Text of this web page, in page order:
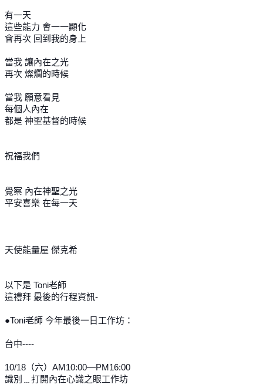
有一天
這些能力 會一一顯化
會再次 回到我的身上
當我 讓內在之光
再次 燦爛的時候
當我 願意看見
每個人內在
都是 神聖基督的時候
祝福我們
覺察 內在神聖之光
平安喜樂 在每一天
天使能量屋 傑克希
以下是 Toni老師
這禮拜 最後的行程資訊-
●Toni老師 今年最後一日工作坊：
台中----
10/18（六）AM10:00—PM16:00
識別﹍打開內在心識之眼工作坊